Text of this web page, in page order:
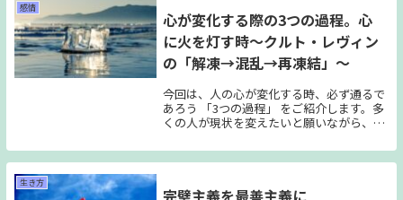
敗」について考えていきます。
感情
心が変化する際の3つの過程。心
に火を灯す時～クルト・レヴィン
の「解凍→混乱→再凍結」～
今回は、人の心が変化する時、必ず通るで
あろう 「3つの過程」 をご紹介します。多
くの人が現状を変えたいと願いながら、勇
かもしれない。という心の変化を辿り元の
場所へと戻ってしまうことがあります。
生き方